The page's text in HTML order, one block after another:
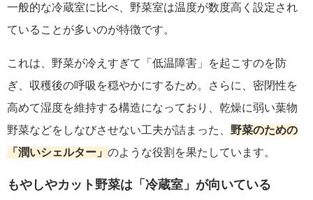
一般的な冷蔵室に比べ、野菜室は温度が数度高く設定され
ていることが多いのが特徴です。
これは、野菜が冷えすぎて「低温障害」を起こすのを防
ぎ、収穫後の呼吸を穏やかにするため。さらに、密閉性を
高めて湿度を維持する構造になっており、乾燥に弱い葉物
野菜などをしなびさせない工夫が詰まった、 野菜のための
「潤いシェルター」 のような役割を果たしています。
もやしやカット野菜は「冷蔵室」が向いている